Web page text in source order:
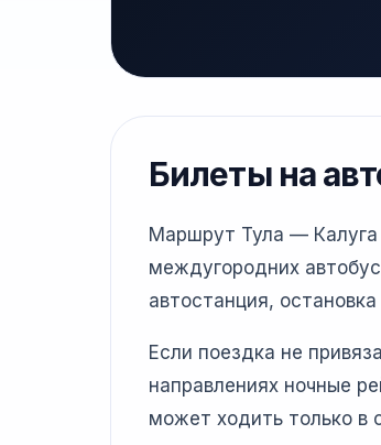
Билеты на
Маршрут Тула — Калуга
междугородних
автостанция,
Если поездка не
направлениях ночные
может ходить только в